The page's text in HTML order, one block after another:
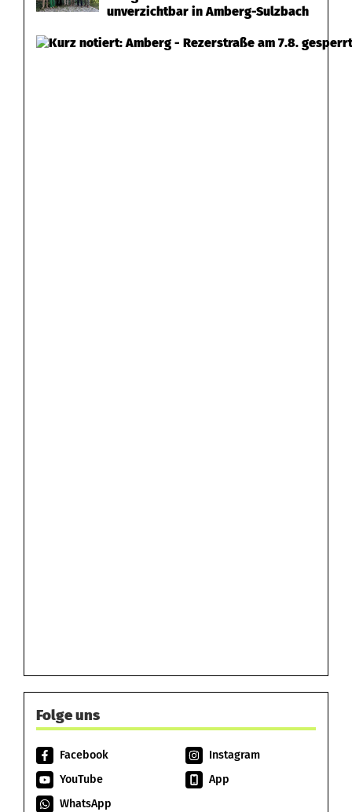
unverzichtbar in Amberg-Sulzbach
Folge uns
Facebook
Instagram
YouTube
App
WhatsApp